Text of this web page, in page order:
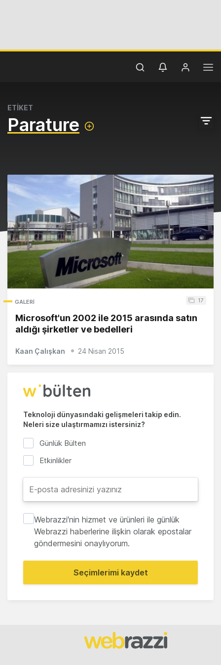
ETİKET
Parature
GALERI 17
Microsoft'un 2002 ile 2015 arasında satın
aldığı şirketler ve bedelleri
Kaan Çalışkan 24 Nisan 2015
Teknoloji dünyasındaki gelişmeleri takip edin.
Neleri size ulaştırmamızı istersiniz?
Günlük Bülten
Etkinlikler
Webrazzi'nin hizmet ve ürünleri ile günlük
Webrazzi haberlerine ilişkin olarak epostalar
göndermesini onaylıyorum.
Seçimlerimi kaydet